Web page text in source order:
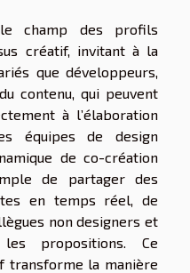
champ des profils
créatif, invitant à la
que développeurs,
contenu, qui peuvent
à l’élaboration
équipes de design
de co-création
de partager des
en temps réel, de
non designers et
les propositions. Ce
transforme la manière